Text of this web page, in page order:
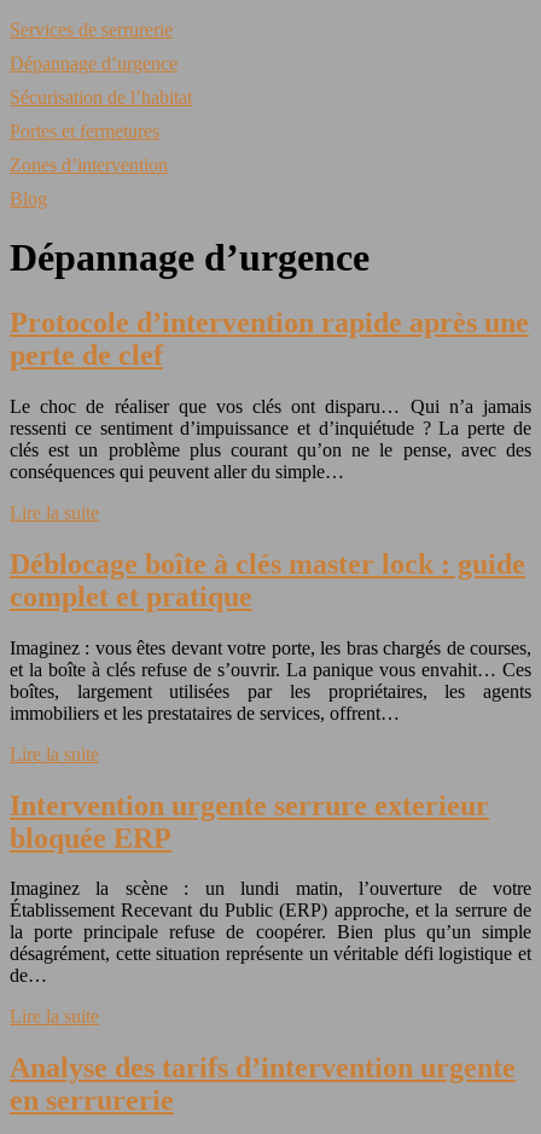
Services de serrurerie
Dépannage d’urgence
Sécurisation de l’habitat
Portes et fermetures
Zones d’intervention
Blog
Dépannage d’urgence
Protocole d’intervention rapide après une
perte de clef
Le choc de réaliser que vos clés ont disparu… Qui n’a jamais
ressenti ce sentiment d’impuissance et d’inquiétude ? La perte de
clés est un problème plus courant qu’on ne le pense, avec des
conséquences qui peuvent aller du simple…
Lire la suite
Déblocage boîte à clés master lock : guide
complet et pratique
Imaginez : vous êtes devant votre porte, les bras chargés de courses,
et la boîte à clés refuse de s’ouvrir. La panique vous envahit… Ces
boîtes, largement utilisées par les propriétaires, les agents
immobiliers et les prestataires de services, offrent…
Lire la suite
Intervention urgente serrure exterieur
bloquée ERP
Imaginez la scène : un lundi matin, l’ouverture de votre
Établissement Recevant du Public (ERP) approche, et la serrure de
la porte principale refuse de coopérer. Bien plus qu’un simple
désagrément, cette situation représente un véritable défi logistique et
de…
Lire la suite
Analyse des tarifs d’intervention urgente
en serrurerie